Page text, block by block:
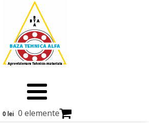
0 lei 0 elemente